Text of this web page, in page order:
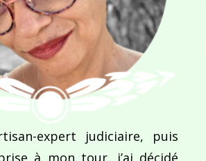
et mon site dans le navigateur pour mon prochain commentaire.
expert judiciaire, puis